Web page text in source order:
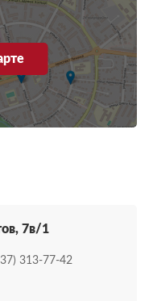
7в/1
313-77-42